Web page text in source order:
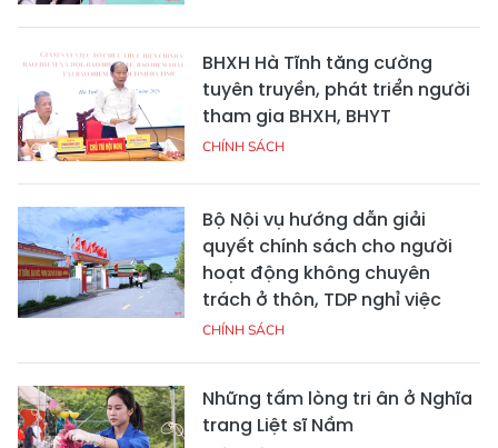
BHXH Hà Tĩnh tăng cường
tuyên truyền, phát triển người
tham gia BHXH, BHYT
CHÍNH SÁCH
Bộ Nội vụ hướng dẫn giải
quyết chính sách cho người
hoạt động không chuyên
trách ở thôn, TDP nghỉ việc
CHÍNH SÁCH
Những tấm lòng tri ân ở Nghĩa
trang Liệt sĩ Nầm